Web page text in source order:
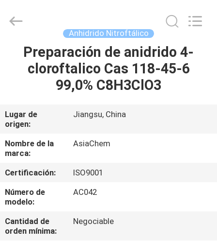
HOGAR
PRODUCTOS
SOBRE
NOSOTROS
VIAJE
DE
LA
(JIANGSU)
Anhidrido Nitroftálico
Preparación de anidrido 4-
cloroftalico Cas 118-45-6
99,0% C8H3ClO3
Lugar de
origen:
Jiangsu, China
Nombre de la
marca:
AsiaChem
Certificación:
ISO9001
Número de
modelo:
AC042
Cantidad de
orden mínima:
Negociable